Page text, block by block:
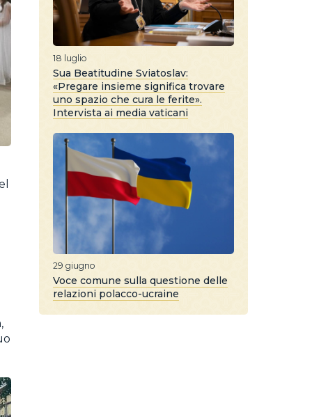
18 luglio
Sua Beatitudine Sviatoslav:
«Pregare insieme significa trovare
uno spazio che cura le ferite».
Intervista ai media vaticani
29 giugno
Voce comune sulla questione delle
relazioni polacco-ucraine